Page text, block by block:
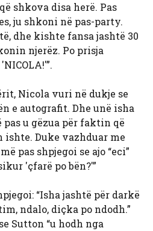
shkova disa herë. Pas
ju shkoni në pas-party.
dhe kishte fansa jashtë 30
njerëz. Po prisja
Nicola vuri në dukje se
e autografit. Dhe unë isha
pas u gëzua për faktin që
ishte. Duke vazhduar me
pas shpjegoi se ajo “eci”
'çfarë po bën?'”
“Isha jashtë për darkë
ndalo, diçka po ndodh.”
Sutton “u hodh nga